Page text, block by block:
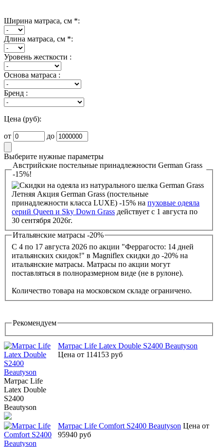
Ширина матраса, см *:
Длина матраса, см *:
Уровень жесткости :
Основа матраса :
Бренд :
Цена (руб):
от до
Выберите нужные параметры
Австрийские постельные принадлежности German Grass
-15%!
Летняя Акция German Grass (постельные
принадлежности класса LUXE) -15% на пуховые одеяла
серий Queen и Sky Down Grass действует с 1 августа по
30 сентября 2026г.
Итальянские матрасы -20%
С 4 по 17 августа 2026 по акции "Феррагосто: 14 дней
итальянских скидок!" в Magniflex скидки до -20% на
итальянские матрасы. Матрасы по акции могут
поставляться в полноразмерном виде (не в рулоне).
Количество товара на московском складе ограничено.
Рекомендуем
Матрас Life
Latex Double
S2400
Beautyson
Матрас Life Latex Double S2400 Beautyson
Цена от 114153 руб
Матрас Life Comfort S2400 Beautyson Цена от
95940 руб